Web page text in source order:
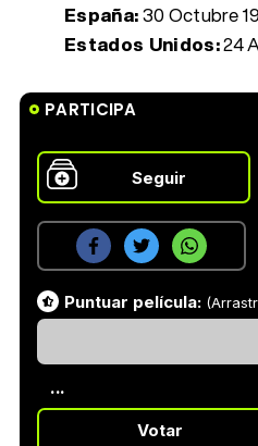
España:30 Octubre
Estados Unidos:24
PARTICIPA
Seguir
Puntuar película:
...
Votar